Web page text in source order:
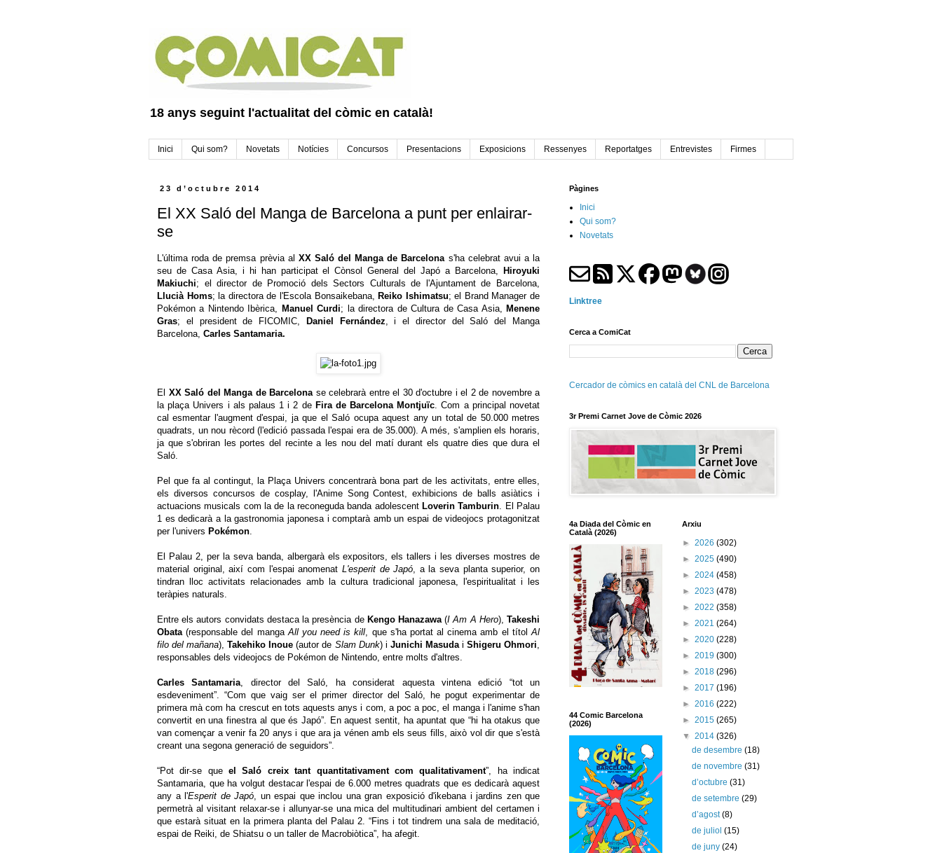
18 anys seguint l'actualitat del còmic en català!
Inici Qui som? Novetats Notícies Concursos Presentacions Exposicions Ressenyes Reportatges Entrevistes Firmes
23 d’octubre 2014
El XX Saló del Manga de Barcelona a punt per enlairar-
se
L'última roda de premsa prèvia al XX Saló del Manga de Barcelonas'ha celebrat avui a la
seu de Casa Asia, i hi han participat el Cònsol General del Japó a Barcelona,
Hiroyuki
Makiuchi; el director de Promoció dels Sectors Culturals de l'Ajuntament de Barcelona,
Llucià Homs; la directora de l'Escola Bonsaikebana, Reiko Ishimatsu; el Brand Manager de
Pokémon a Nintendo Ibèrica, Manuel Curdi; la directora de Cultura de Casa Asia, Menene
Gras; el president de FICOMIC, Daniel Fernández, i el director del Saló del Manga
Barcelona, Carles Santamaria.
El XXSaló del Manga de Barcelonase celebrarà entre el 30 d'octubre i el 2 de novembre a
la plaça Univers i als palaus 1 i 2 de Fira de Barcelona Montjuïc. Com a principal novetat
cal esmentar l'augment d'espai, ja que el Saló ocupa aquest any un total de 50.000 metres
quadrats, un nou rècord (l'edició passada l'espai era de 35.000). A més, s'amplien els horaris,
ja que s'obriran les portes del recinte a les nou del matí durant els quatre dies que dura el
Saló.
Pel que fa al contingut, la Plaça Univers concentrarà bona part de les activitats, entre elles,
els diversos concursos de cosplay, l'Anime Song Contest, exhibicions de balls asiàtics i
actuacions musicals com la de la reconeguda banda adolescent Loverin Tamburin. El Palau
1 es dedicarà a la gastronomia japonesa i comptarà amb un espai de videojocs protagonitzat
per l'univers Pokémon.
El Palau 2, per la seva banda, albergarà els expositors, els tallers i les diverses mostres de
material original, així com l'espai anomenat L'esperit de Japó, a la seva planta superior, on
tindran lloc activitats relacionades amb la cultura tradicional japonesa, l'espiritualitat i les
teràpies naturals.
Entre els autors convidats destaca la presència de Kengo Hanazawa(I Am A Hero),Takeshi
Obata(responsable del mangaAll you need is kill, que s'ha portat al cinema amb el títolAl
filo del mañana),Takehiko Inoue (autor de Slam Dunk) i Junichi Masudai Shigeru Ohmori,
responsables dels videojocs de Pokémon de Nintendo, entre molts d'altres.
Carles Santamaria, director del Saló, ha considerat aquesta vintena edició “tot un
esdeveniment”. “Com que vaig ser el primer director del Saló, he pogut experimentar de
primera mà com ha crescut en tots aquests anys i com, a poc a poc, el manga i l'anime s'han
convertit en una finestra al que és Japó”. En aquest sentit, ha apuntat que “hi ha otakus que
van començar a venir fa 20 anys i que ara ja vénen amb els seus fills, això vol dir que s'està
creant una segona generació de seguidors”.
“Pot dir-se queel Saló creix tant quantitativament com qualitativament”, ha indicat
Santamaria, que ha volgut destacar l'espai de 6.000 metres quadrats que es dedicarà aquest
any a l'Esperit de Japó, un espai que inclou una gran exposició d'ikebana i jardins zen que
permetrà al visitant relaxar-se i allunyar-se una mica del multitudinari ambient del certamen i
que estarà situat en la primera planta del Palau 2. “Fins i tot tindrem una sala de meditació,
espai de Reiki, de Shiatsu o un taller de Macrobiòtica”, ha afegit.
Pàgines
Inici
Qui som?
Novetats
Linktree
Cerca a ComiCat
Cercador de còmics en català del CNL de Barcelona
3r Premi Carnet Jove de Còmic 2026
4a Diada del Còmic en
Català (2026)
44 Comic Barcelona
(2026)
Arxiu
► 2026 (302)
► 2025 (490)
► 2024 (458)
► 2023 (478)
► 2022 (358)
► 2021 (264)
► 2020 (228)
► 2019 (300)
► 2018 (296)
► 2017 (196)
► 2016 (222)
► 2015 (265)
▼ 2014 (326)
de desembre(18)
de novembre(31)
d’octubre(31)
de setembre(29)
d’agost(8)
de juliol(15)
de juny(24)